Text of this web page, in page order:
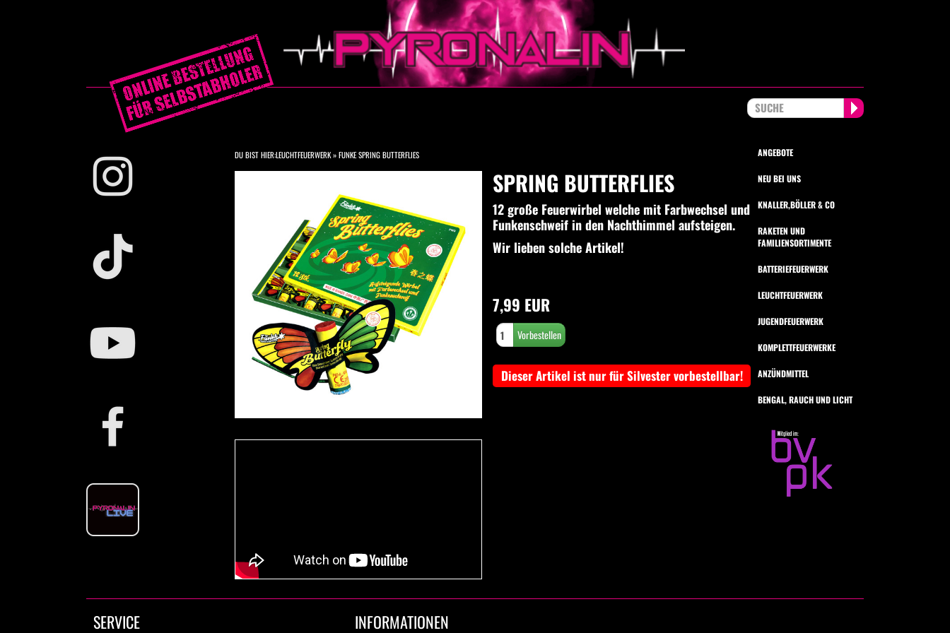
DU BIST HIER:LEUCHTFEUERWERK»FUNKE SPRING BUTTERFLIES
SPRING BUTTERFLIES
12 große Feuerwirbel welche mit Farbwechsel und
Funkenschweif in den Nachthimmel aufsteigen.
Wir lieben solche Artikel!
7,99 EUR
Dieser Artikel ist nur für Silvester vorbestellbar!
ANGEBOTE
NEU BEI UNS
KNALLER,BÖLLER & CO
RAKETEN UND
FAMILIENSORTIMENTE
BATTERIEFEUERWERK
LEUCHTFEUERWERK
JUGENDFEUERWERK
KOMPLETTFEUERWERKE
ANZÜNDMITTEL
BENGAL, RAUCH UND LICHT
SERVICE INFORMATIONEN